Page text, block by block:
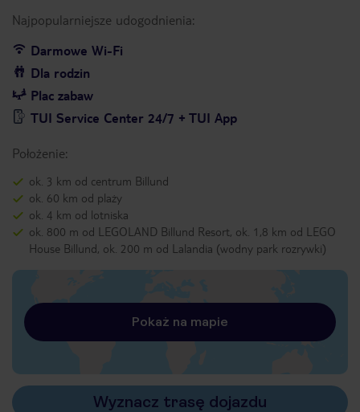
Najpopularniejsze udogodnienia:
Darmowe Wi-Fi
Dla rodzin
Plac zabaw
TUI Service Center 24/7 + TUI App
Położenie:
ok. 3 km od centrum Billund
ok. 60 km od plaży
ok. 4 km od lotniska
ok. 800 m od LEGOLAND Billund Resort, ok. 1,8 km od LEGO
House Billund, ok. 200 m od Lalandia (wodny park rozrywki)
Pokaż na mapie
Wyznacz trasę dojazdu